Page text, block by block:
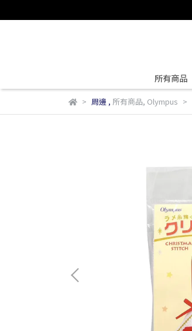
所有商品
周邊 , 所有商品, Olympus